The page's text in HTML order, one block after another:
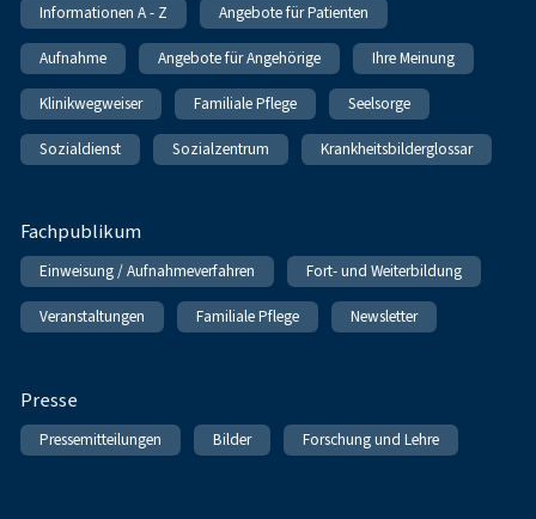
Informationen A - Z Angebote für Patienten
Aufnahme Angebote für Angehörige Ihre Meinung
Klinikwegweiser Familiale Pflege Seelsorge
Sozialdienst Sozialzentrum Krankheitsbilderglossar
Fachpublikum
Einweisung / Aufnahmeverfahren Fort- und Weiterbildung
Veranstaltungen Familiale Pflege Newsletter
Presse
Pressemitteilungen Bilder Forschung und Lehre